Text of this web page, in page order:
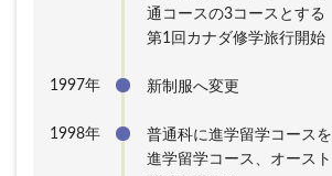
通コースの3コースとする
第1回カナダ修学旅行開始
1997年 新制服へ変更
1998年
普通科に進学留学コース
進学留学コース、オース